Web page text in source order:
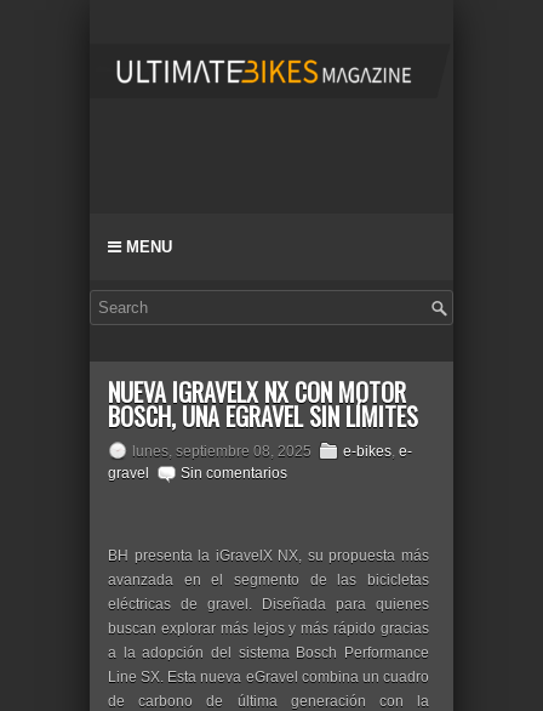
MENU
NUEVA IGRAVELX NX CON MOTOR
BOSCH, UNA EGRAVEL SIN LÍMITES
lunes, septiembre 08, 2025 e-bikes, e-
gravel
Sin comentarios
BH presenta la iGravelX NX, su propuesta más
avanzada en el segmento de las bicicletas
eléctricas de gravel. Diseñada para quienes
buscan explorar más lejos y más rápido gracias
a la adopción del sistema Bosch Performance
Line SX. Esta nueva eGravel combina un cuadro
de carbono de última generación con la